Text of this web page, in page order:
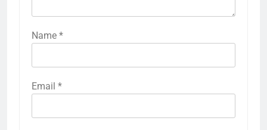
Name *
Email *